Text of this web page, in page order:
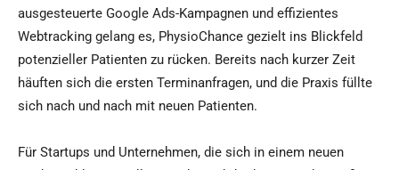
ausgesteuerte Google Ads-Kampagnen und effizientes
Webtracking gelang es, PhysioChance gezielt ins Blickfeld
potenzieller Patienten zu rücken. Bereits nach kurzer Zeit
häuften sich die ersten Terminanfragen, und die Praxis füllte
sich nach und nach mit neuen Patienten.
Für Startups und Unternehmen, die sich in einem neuen